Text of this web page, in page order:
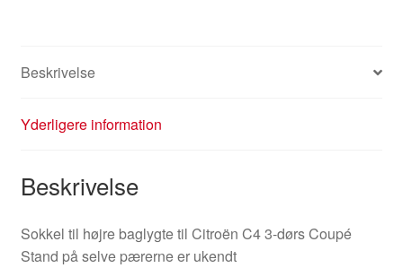
Beskrivelse
Yderligere information
Beskrivelse
Sokkel til højre baglygte til Citroën C4 3-dørs Coupé
Stand på selve pærerne er ukendt